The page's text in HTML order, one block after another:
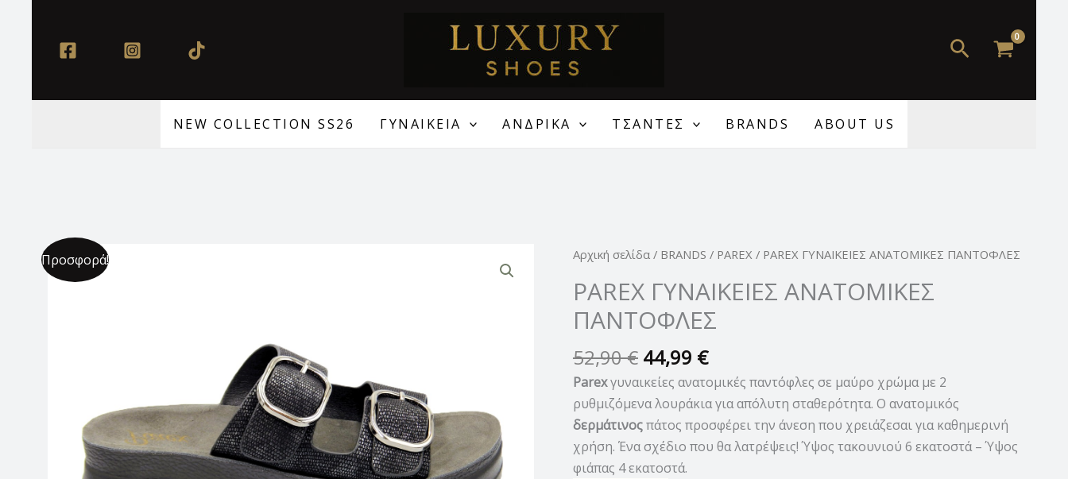
περιεχόμενο
Αναζήτηση
NEW COLLECTION SS26 ΓΥΝΑΙΚΕΙΑ ΑΝΔΡΙΚΑ ΤΣΑΝΤΕΣ BRANDS ABOUT US
Προσφορά! Αρχική σελίδα/ BRANDS / PAREX / PAREX ΓΥΝΑΙΚΕΙΕΣ ΑΝΑΤΟΜΙΚΕΣ ΠΑΝΤΟΦΛΕΣ
PAREX ΓΥΝΑΙΚΕΙΕΣ ΑΝΑΤΟΜΙΚΕΣ
ΠΑΝΤΟΦΛΕΣ
52,90€
Original
was:
52,90 €.
44,99 €
Η
τιμή
είναι:
Parexγυναικείες ανατομικές παντόφλες σε μαύρο χρώμα με 2
ρυθμιζόμενα λουράκια για απόλυτη σταθερότητα. Ο ανατομικός
δερμάτινοςπάτος προσφέρει την άνεση που χρειάζεσαι για καθημερινή
χρήση. Ένα σχέδιο που θα λατρέψεις! Ύψος τακουνιού 6 εκατοστά – Ύψος
φιάπας 4 εκατοστά.
PAREX
ΑΝΑΤΟΜΙΚΕΣ
ΠΑΝΤΟΦΛΕΣ
44,99 €.